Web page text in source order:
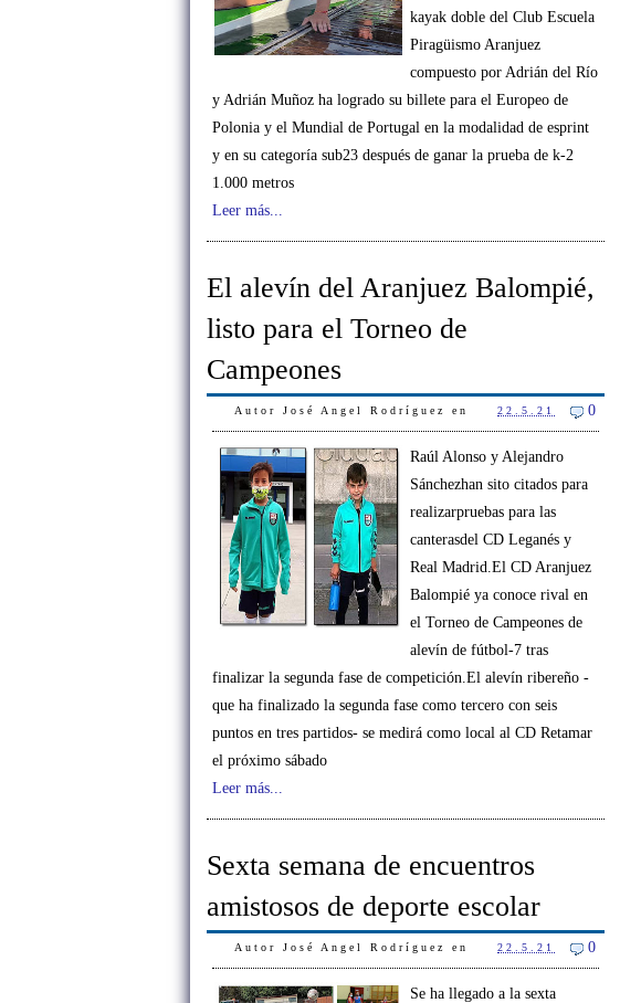
kayak doble del Club Escuela
Piragüismo Aranjuez
compuesto por Adrián del Río
y Adrián Muñoz ha logrado su billete para el Europeo de
Polonia y el Mundial de Portugal en la modalidad de esprint
y en su categoría sub23 después de ganar la prueba de k-2
1.000 metros
Leer más...
El alevín del Aranjuez Balompié,
listo para el Torneo de
Campeones
Autor José Angel Rodríguez en 22.5.21 0
Raúl Alonso y Alejandro
Sánchezhan sito citados para
realizarpruebas para las
canterasdel CD Leganés y
Real Madrid.El CD Aranjuez
Balompié ya conoce rival en
el Torneo de Campeones de
alevín de fútbol-7 tras
finalizar la segunda fase de competición.El alevín ribereño -
que ha finalizado la segunda fase como tercero con seis
puntos en tres partidos- se medirá como local al CD Retamar
el próximo sábado
Leer más...
Sexta semana de encuentros
amistosos de deporte escolar
Autor José Angel Rodríguez en 22.5.21 0
Se ha llegado a la sexta